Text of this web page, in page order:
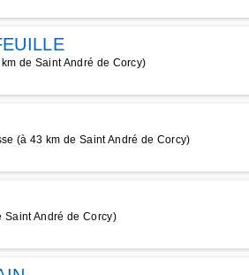
de Saint André de Corcy)
(à 43 km de Saint André de Corcy)
Saint André de Corcy)